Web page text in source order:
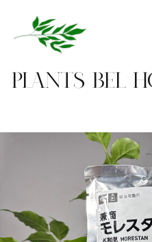
Plants Bel house